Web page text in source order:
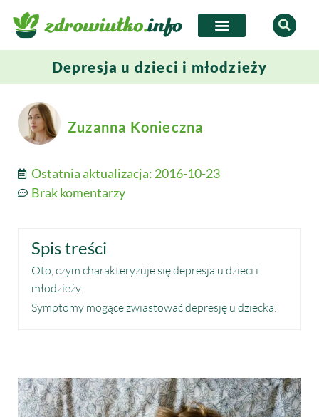
Depresja u dzieci i młodzieży
Zuzanna Konieczna
Ostatnia aktualizacja: 2016-10-23
Brak komentarzy
Spis treści
Oto, czym charakteryzuje się depresja u dzieci i
młodzieży.
Symptomy mogące zwiastować depresję u dziecka: